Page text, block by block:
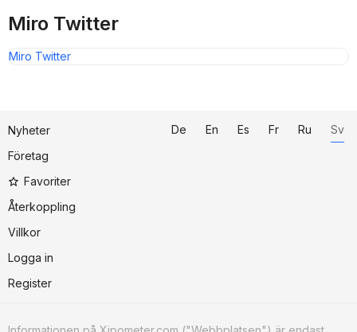
Miro Twitter
Miro Twitter
Nyheter
Företag
Favoriter
Återkoppling
Villkor
Logga in
Register
De En Es Fr Ru Sv